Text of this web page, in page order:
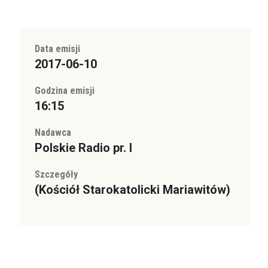
Data emisji
2017-06-10
Godzina emisji
16:15
Nadawca
Polskie Radio pr. I
Szczegóły
(Kościół Starokatolicki Mariawitów)